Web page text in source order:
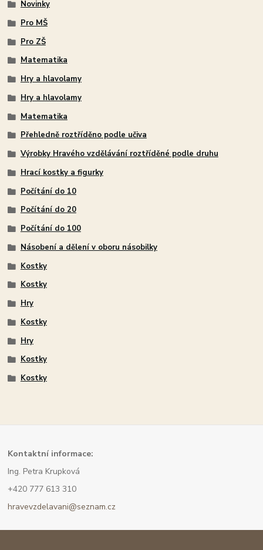
Novinky
Pro MŠ
Pro ZŠ
Matematika
Hry a hlavolamy
Hry a hlavolamy
Matematika
Přehledně roztříděno podle učiva
Výrobky Hravého vzdělávání roztříděné podle druhu
Hrací kostky a figurky
Počítání do 10
Počítání do 20
Počítání do 100
Násobení a dělení v oboru násobilky
Kostky
Kostky
Hry
Kostky
Hry
Kostky
Kostky
Kontaktní informace:
Ing. Petra Krupková
+420 777 613 310
hravevzdelavani@seznam.cz